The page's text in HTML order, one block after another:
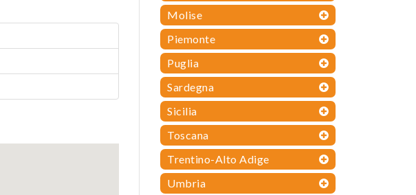
Molise
Piemonte
Puglia
Sardegna
Sicilia
Toscana
Trentino-Alto Adige
Umbria